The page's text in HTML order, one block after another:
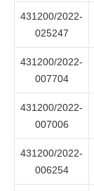
431200/2022-
025247
431200/2022-
007704
431200/2022-
007006
431200/2022-
006254